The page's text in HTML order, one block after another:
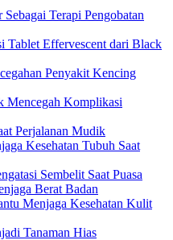
Terapi Pengobatan
Effervescent dari Black
Penyakit Kencing
Mencegah Komplikasi
Perjalanan Mudik
Kesehatan Tubuh Saat
Sembelit Saat Puasa
Berat Badan
Menjaga Kesehatan Kulit
Tanaman Hias